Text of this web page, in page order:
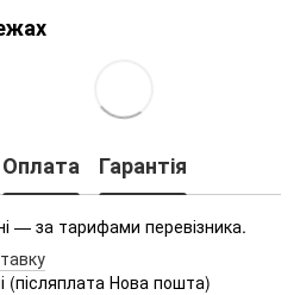
Оплата Гарантія
— за тарифами перевізника.
(післяплата Нова пошта)